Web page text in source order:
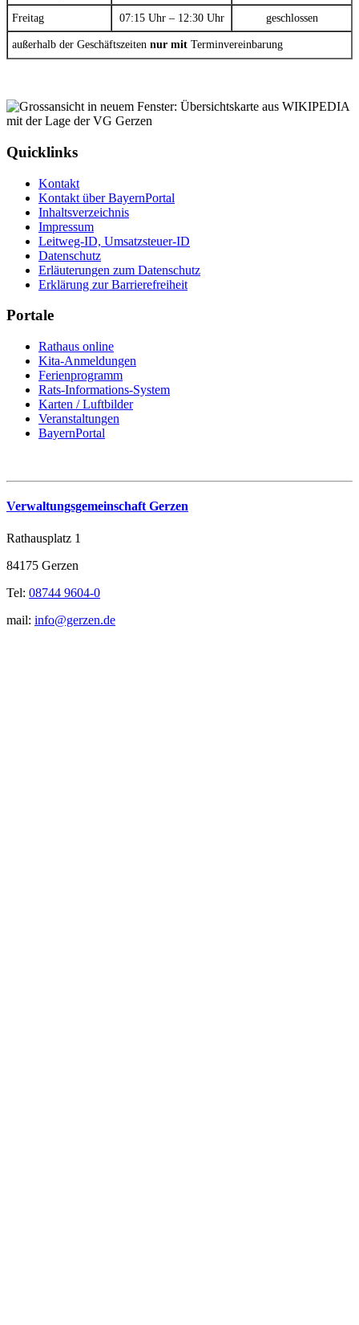
Freitag 07:15 Uhr – 12:30 Uhr geschlossen
außerhalb der Geschäftszeiten nur mit Terminvereinbarung
Quicklinks
Kontakt
Kontakt über BayernPortal
Inhaltsverzeichnis
Impressum
Leitweg-ID, Umsatzsteuer-ID
Datenschutz
Erläuterungen zum Datenschutz
Erklärung zur Barrierefreiheit
Portale
Rathaus online
Kita-Anmeldungen
Ferienprogramm
Rats-Informations-System
Karten / Luftbilder
Veranstaltungen
BayernPortal
Verwaltungsgemeinschaft Gerzen
Rathausplatz 1
84175 Gerzen
Tel: 08744 9604-0
mail: info@gerzen.de